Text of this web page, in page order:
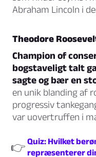
Abraham Lincoln i
Theodore
Champion of
bogstaveligt talt
sagte og bær en
en unik blanding af
progressiv
var uovertruffen i
👉 Quiz: Hvilket
repræsenterer